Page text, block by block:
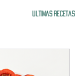
Ultimas recetas